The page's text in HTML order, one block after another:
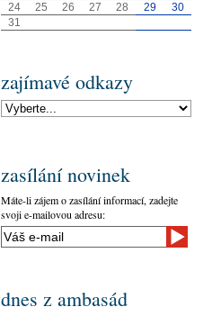
24
25 26 27 28 29
30
31
zajímavé odkazy
zasílání novinek
Máte-li zájem o zasílání informací, zadejte
svoji e-mailovou adresu:
dnes z ambasád